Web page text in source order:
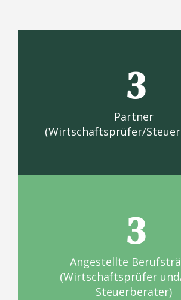
3
Partner
(Wirtschaftsprüfer/
3
Angestellte
(Wirtschaftsprüfer
Steuerberater)